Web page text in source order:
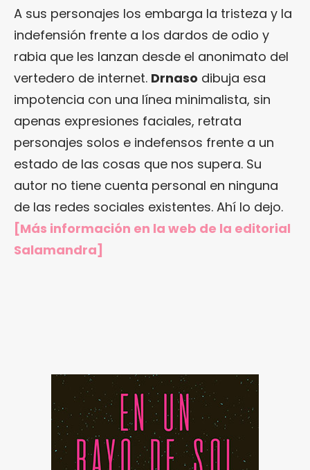
A sus personajes los embarga la tristeza y la
indefensión frente a los dardos de odio y
rabia que les lanzan desde el anonimato del
vertedero de internet. Drnaso dibuja esa
impotencia con una línea minimalista, sin
apenas expresiones faciales, retrata
personajes solos e indefensos frente a un
estado de las cosas que nos supera. Su
autor no tiene cuenta personal en ninguna
de las redes sociales existentes. Ahí lo dejo.
[Más información en la web de la editorial
Salamandra]